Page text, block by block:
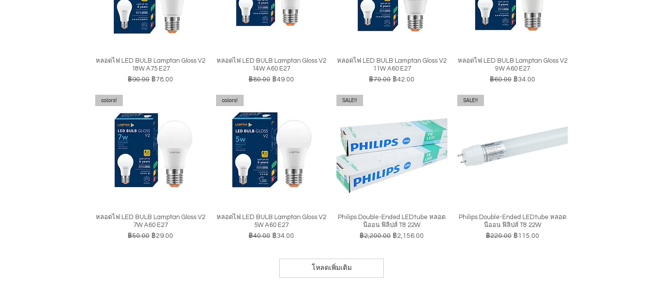
ดูข้อมูลด่วน
หลอดไฟ LED BULB Lamptan Gloss V2
18W A75 E27
ราคาปกติ
฿90.00 ราคาขายลด
฿78.00
ดูข้อมูลด่วน
หลอดไฟ LED BULB Lamptan Gloss V2
14W A60 E27
ราคาปกติ
฿80.00 ราคาขายลด
฿49.00
ดูข้อมูลด่วน
หลอดไฟ LED BULB Lamptan Gloss V2
11W A60 E27
ราคาปกติ
฿70.00 ราคาขายลด
฿42.00
ดูข้อมูลด่วน
หลอดไฟ LED BULB Lamptan Gloss V2
9W A60 E27
ราคาปกติ
฿60.00 ราคาขายลด
฿34.00
ดูข้อมูลด่วน
colors!
หลอดไฟ LED BULB Lamptan Gloss V2
7W A60 E27
ราคาปกติ
฿50.00 ราคาขายลด
฿29.00
ดูข้อมูลด่วน
colors!
หลอดไฟ LED BULB Lamptan Gloss V2
5W A60 E27
ราคาปกติ
฿40.00 ราคาขายลด
฿34.00
ดูข้อมูลด่วน
SALE!!
Philips Double-Ended LEDtube หลอด
นีออน ฟิลิปส์ T8 22W
ราคาปกติ
฿2,200.00 ราคาขายลด
฿2,156.00
ดูข้อมูลด่วน
SALE!!
Philips Double-Ended LEDtube หลอด
นีออน ฟิลิปส์ T8 22W
ราคาปกติ
฿220.00 ราคาขายลด
฿115.00
โหลดเพิ่มเติม